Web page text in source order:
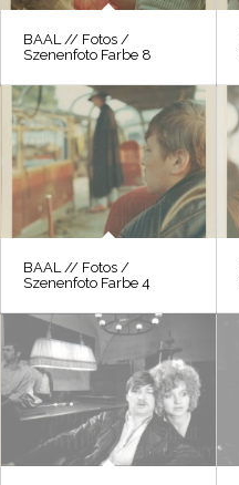
BAAL // Fotos /
Szenenfoto Farbe 8
BAAL // Fotos /
Szenenfoto Farbe 4